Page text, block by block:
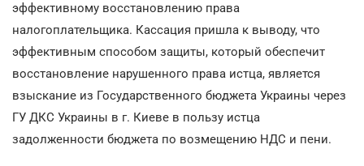
эффективному восстановлению права
налогоплательщика. Кассация пришла к выводу, что
эффективным способом защиты, который обеспечит
восстановление нарушенного права истца, является
взыскание из Государственного бюджета Украины через
ГУ ДКС Украины в г. Киеве в пользу истца
задолженности бюджета по возмещению НДС и пени.